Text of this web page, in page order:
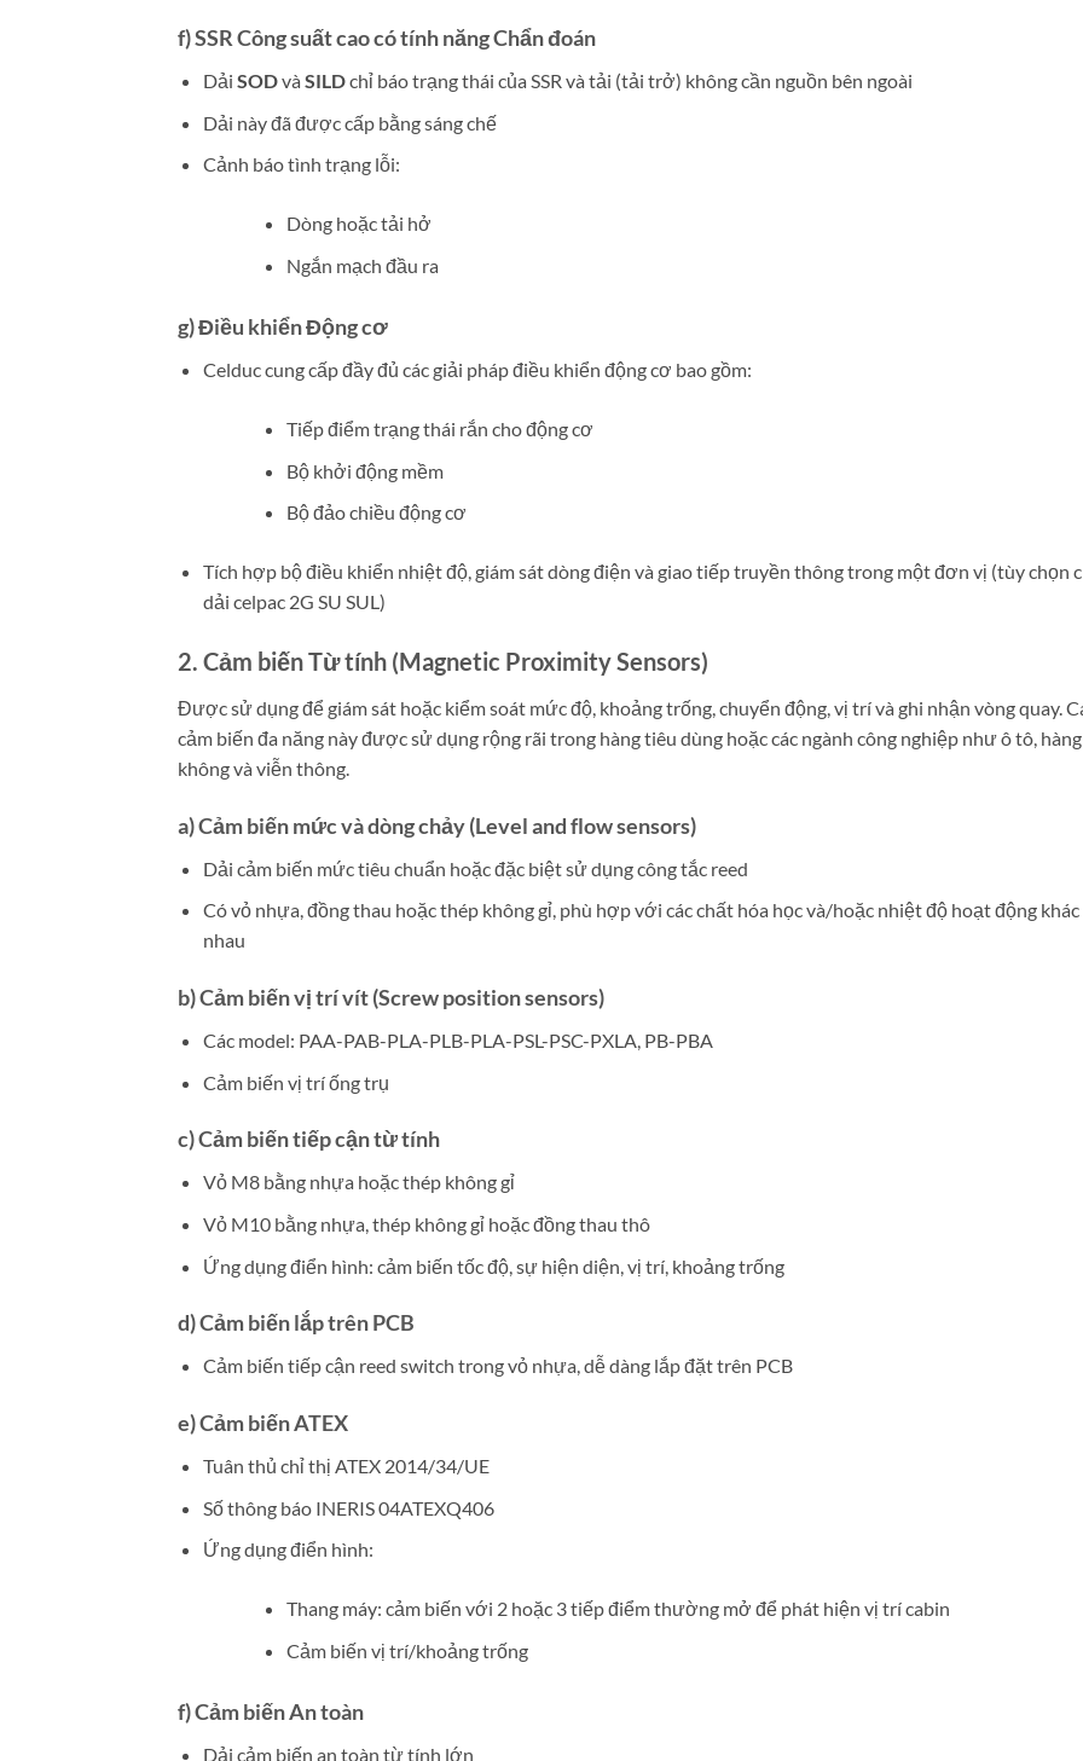
f) SSR Công suất cao có tính năng Chẩn đoán
Dải SODvà SILDchỉ báo trạng thái của SSR và tải (tải trở) không cần nguồn bên ngoài
Dải này đã được cấp bằng sáng chế
Cảnh báo tình trạng lỗi:
Dòng hoặc tải hở
Ngắn mạch đầu ra
g) Điều khiển Động cơ
Celduc cung cấp đầy đủ các giải pháp điều khiển động cơ bao gồm:
Tiếp điểm trạng thái rắn cho động cơ
Bộ khởi động mềm
Bộ đảo chiều động cơ
Tích hợp bộ điều khiển nhiệt độ, giám sát dòng điện và giao tiếp truyền thông trong một đơn vị (tùy chọn
dải celpac 2G SU SUL)
2. Cảm biến Từ tính (Magnetic Proximity Sensors)
Được sử dụng để giám sát hoặc kiểm soát mức độ, khoảng trống, chuyển động, vị trí và ghi nhận vòng quay.
cảm biến đa năng này được sử dụng rộng rãi trong hàng tiêu dùng hoặc các ngành công nghiệp như ô tô, hàng
không và viễn thông.
a) Cảm biến mức và dòng chảy (Level and flow sensors)
Dải cảm biến mức tiêu chuẩn hoặc đặc biệt sử dụng công tắc reed
Có vỏ nhựa, đồng thau hoặc thép không gỉ, phù hợp với các chất hóa học và/hoặc nhiệt độ hoạt động khác
nhau
b) Cảm biến vị trí vít (Screw position sensors)
Các model: PAA-PAB-PLA-PLB-PLA-PSL-PSC-PXLA, PB-PBA
Cảm biến vị trí ống trụ
c) Cảm biến tiếp cận từ tính
Vỏ M8 bằng nhựa hoặc thép không gỉ
Vỏ M10 bằng nhựa, thép không gỉ hoặc đồng thau thô
Ứng dụng điển hình: cảm biến tốc độ, sự hiện diện, vị trí, khoảng trống
d) Cảm biến lắp trên PCB
Cảm biến tiếp cận reed switch trong vỏ nhựa, dễ dàng lắp đặt trên PCB
e) Cảm biến ATEX
Tuân thủ chỉ thị ATEX 2014/34/UE
Số thông báo INERIS 04ATEXQ406
Ứng dụng điển hình:
Thang máy: cảm biến với 2 hoặc 3 tiếp điểm thường mở để phát hiện vị trí cabin
Cảm biến vị trí/khoảng trống
f) Cảm biến An toàn
Dải cảm biến an toàn từ tính lớn